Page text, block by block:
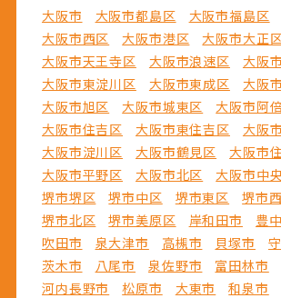
大阪市 大阪市都島区 大阪市福島区
大阪市西区
大阪市港区
大阪市大正
大阪市天王寺区
大阪市浪速区
大阪
大阪市東淀川区
大阪市東成区
大阪
大阪市旭区
大阪市城東区
大阪市阿
大阪市住吉区
大阪市東住吉区
大阪
大阪市淀川区
大阪市鶴見区
大阪市
大阪市平野区
大阪市北区 大阪市中
堺市堺区
堺市中区 堺市東区 堺市
堺市北区
堺市美原区 岸和田市 豊
吹田市
泉大津市 高槻市 貝塚市
茨木市
八尾市 泉佐野市 富田林市
河内長野市
松原市 大東市 和泉市